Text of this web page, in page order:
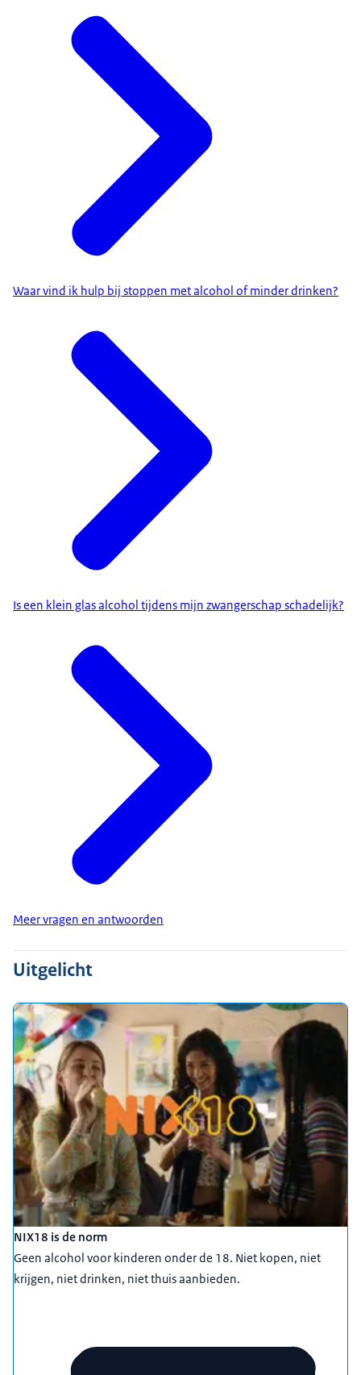
Waar vind ik hulp bij stoppen met alcohol of minder drinken?
Is een klein glas alcohol tijdens mijn zwangerschap schadelijk?
Meer vragen en antwoorden
Uitgelicht
NIX18 is de norm
Geen alcohol voor kinderen onder de 18. Niet kopen, niet
krijgen, niet drinken, niet thuis aanbieden.